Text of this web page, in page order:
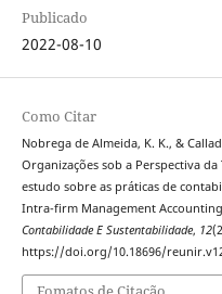
Publicado
2022-08-10
Como Citar
Nobrega de Almeida, K. K., &
Organizações sob a Perspectiva
estudo sobre as práticas de
Intra-firm Management Accounting
Contabilidade E Sustentabilidade, 12
https://doi.org/10.18696/